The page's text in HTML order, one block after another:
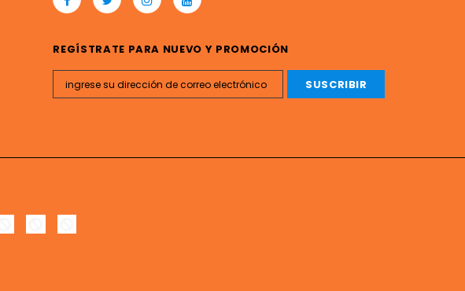
REGÍSTRATE PARA NUEVO Y PROMOCIÓN